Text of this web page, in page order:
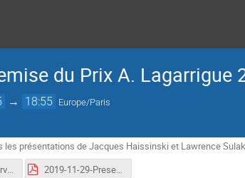
du Prix A. Lagarrigue
→ 18:55 Europe/Paris
les présentations de Jacques Haissinski et Lawrence
2019-11-29-Intervention-J-Haissinski-Spiro_Lagarrigue.pdf
2019-11-29-Presentation-Spiro-Lagarrigue-L-Sulak.pdf